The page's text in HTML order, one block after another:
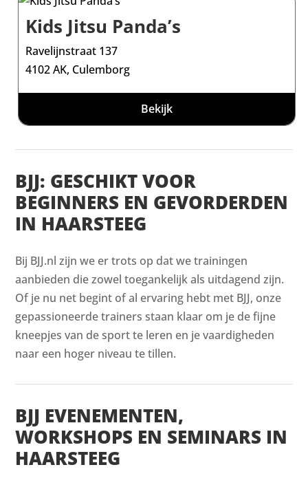
Kids Jitsu Panda’s
Ravelijnstraat 137
4102 AK, Culemborg
Bekijk
BJJ: GESCHIKT VOOR
BEGINNERS EN GEVORDERDEN
IN HAARSTEEG
Bij BJJ.nl zijn we er trots op dat we trainingen
aanbieden die zowel toegankelijk als uitdagend zijn.
Of je nu net begint of al ervaring hebt met BJJ, onze
gepassioneerde trainers staan klaar om je de fijne
kneepjes van de sport te leren en je vaardigheden
naar een hoger niveau te tillen.
BJJ EVENEMENTEN,
WORKSHOPS EN SEMINARS IN
HAARSTEEG